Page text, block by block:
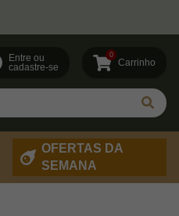
Entre ou
cadastre-se
0
Carrinho
OFERTAS DA
SEMANA